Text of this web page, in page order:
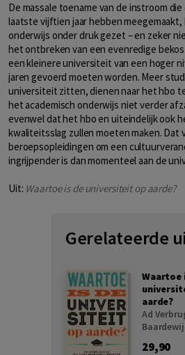
De massale toename van de instroom
laatste vijftien jaar hebben
onderwijs onder druk gezet – en zeker
het ontbreken van een evenredige
een kleinere universiteit van een hoger
jaren gevoerd moeten worden. Meer
universiteit zitten, dienen naar het hbo
het academisch onderwijs niet verder
evenwel dat het hbo en uiteindelijk ook
kwaliteitsslag zullen moeten maken. Dat
beroepsopleidingen om een
ingrijpender is dan momenteel aan de
Uit: Waartoe is de universiteit op aarde?
Gerelateerde
Waartoe
aarde?
Ad
29,90